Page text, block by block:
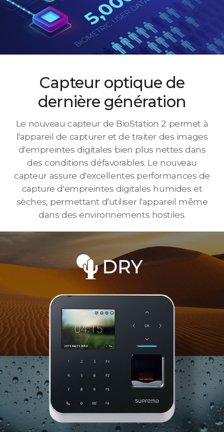
Capteur optique de
dernière génération
Le nouveau capteur de BioStation 2 permet à
l'appareil de capturer et de traiter des images
d'empreintes digitales bien plus nettes dans
des conditions défavorables. Le nouveau
capteur assure d'excellentes performances de
capture d'empreintes digitales humides et
sèches, permettant d'utiliser l'appareil même
dans des environnements hostiles.